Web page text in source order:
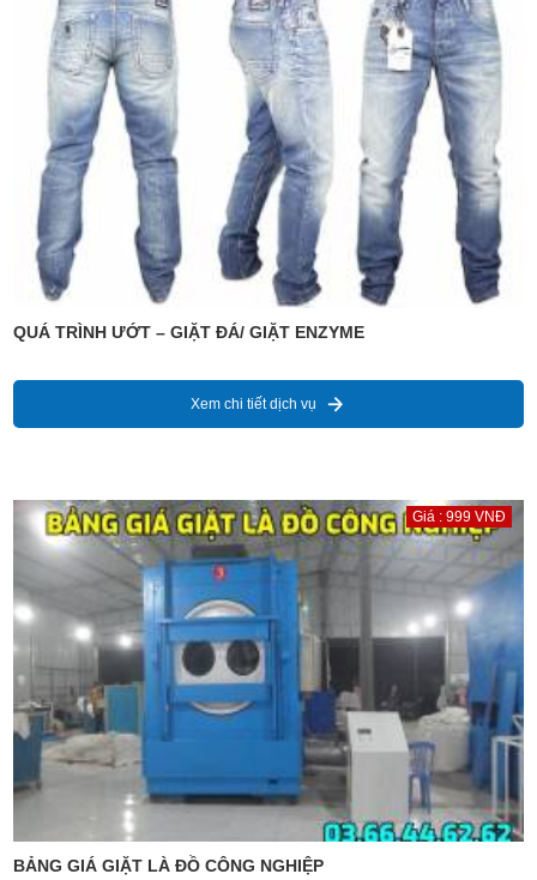
QUÁ TRÌNH ƯỚT – GIẶT ĐÁ/ GIẶT ENZYME
Xem chi tiết dịch vụ
Giá : 999 VNĐ
BẢNG GIÁ GIẶT LÀ ĐỒ CÔNG NGHIỆP